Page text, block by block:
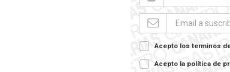
Acepto los terminos
Acepto la política de